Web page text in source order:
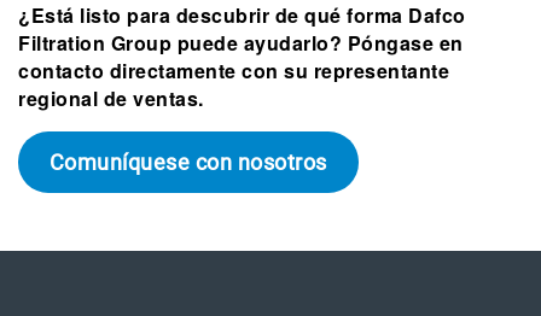
¿Está listo para descubrir de qué forma Dafco
Filtration Group puede ayudarlo? Póngase en
contacto directamente con su representante
regional de ventas.
Comuníquese con nosotros